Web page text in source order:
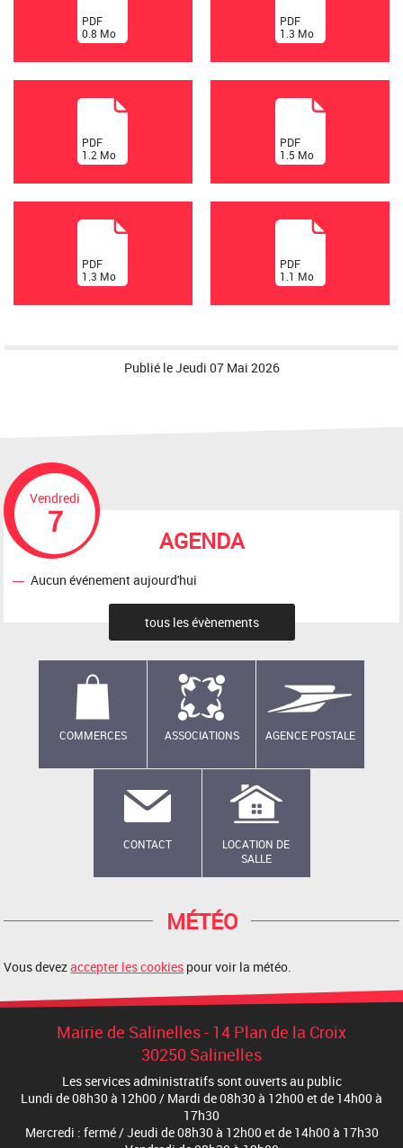
(PDF
0.8 Mo
)
(PDF
1.3 Mo
)
(PDF
1.2 Mo
)
(PDF
1.5 Mo
)
(PDF
1.3 Mo
)
(PDF
1.1 Mo
)
Publié leJeudi 07 Mai 2026
AGENDA
Vendredi
7
Aucun événement aujourd'hui
tous les évènements
COMMERCES ASSOCIATIONS AGENCE POSTALE
CONTACT
LOCATION DE
SALLE
MÉTÉO
Vous devezaccepter les cookies pour voir la météo.
Mairie de Salinelles - 14 Plan de la Croix
30250 Salinelles
Les services administratifs sont ouverts au public
Lundi de 08h30 à 12h00 / Mardi de 08h30 à 12h00 et de 14h00 à
17h30
Mercredi : fermé / Jeudi de 08h30 à 12h00 et de 14h00 à 17h30